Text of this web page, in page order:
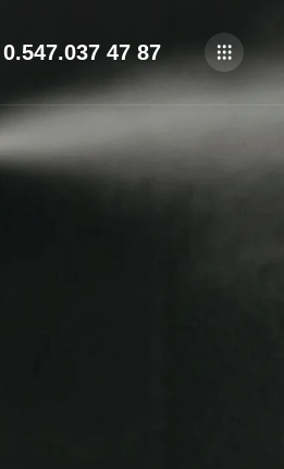
0.547.037 47 87